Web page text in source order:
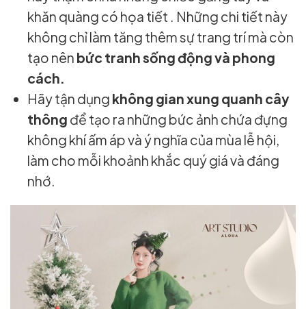
khăn quàng có họa tiết . Những chi tiết này
không chỉ làm tăng thêm sự trang trí mà còn
tạo nên bức tranh sống động và phong
cách.
Hãy tận dụng không gian xung quanh cây
thông để tạo ra những bức ảnh chứa đựng
không khí ấm áp và ý nghĩa của mùa lễ hội,
làm cho mỗi khoảnh khắc quý giá và đáng
nhớ.